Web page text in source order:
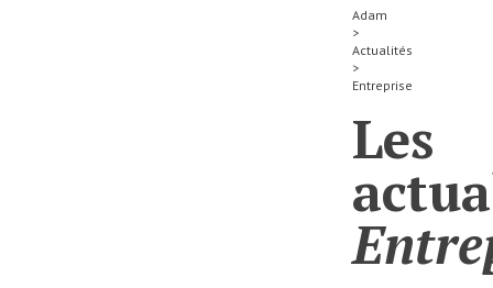
Adam
>
Actualités
>
Entreprise
Les